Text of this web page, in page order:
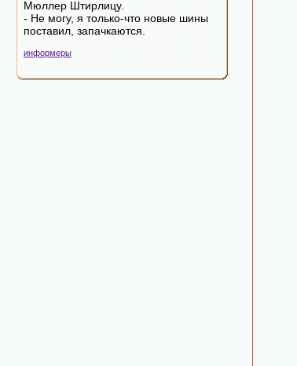
Мюллеp Штиpлицy.
- Hе могy, я только-что новые шины
поставил, запачкаются.
информеры